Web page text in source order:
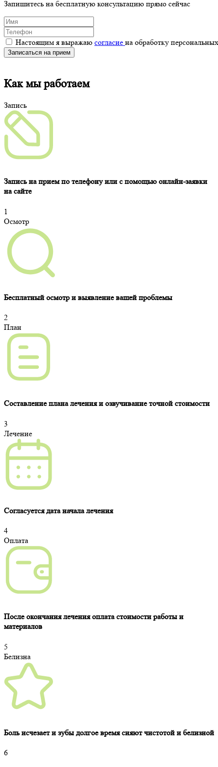
Запишитесь на бесплатную консультацию прямо сейчас
Настоящим я выражаю согласие на обработку
Записаться на прием
Как мы работаем
Запись
Запись на прием по телефону или с помощью онлайн-заявки
на сайте
1
Осмотр
Бесплатный осмотр и выявление вашей проблемы
2
План
Составление плана лечения и озвучивание точной стоимости
3
Лечение
Согласуется дата начала лечения
4
Оплата
После окончания лечения оплата стоимости работы и
материалов
5
Белизна
Боль исчезает и зубы долгое время сияют чистотой и белизной
6